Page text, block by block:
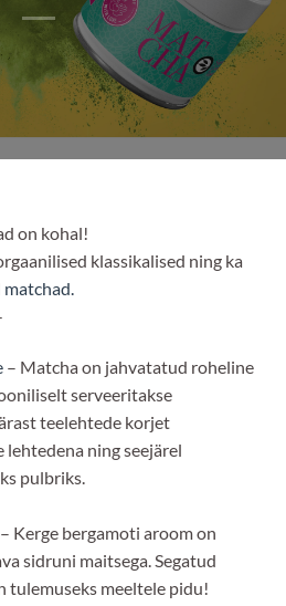
on kohal!
klassikalised ning ka
matchad.
– Matcha on jahvatatud roheline
serveeritakse
teelehtede korjet
ning seejärel
pulbriks.
– Kerge bergamoti aroom on
sidruni maitsega. Segatud
tulemuseks meeltele pidu!